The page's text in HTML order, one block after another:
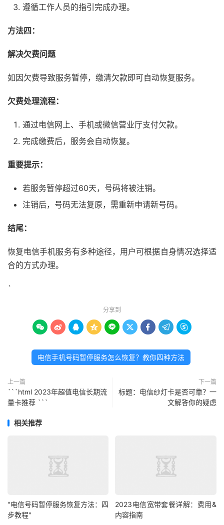
遵循工作人员的指引完成办理。
方法四：
解决欠费问题
如因欠费导致服务暂停，缴清欠款即可自动恢复服务。
欠费处理流程：
通过电信网上、手机或微信营业厅支付欠款。
完成缴费后，服务会自动恢复。
重要提示：
若服务暂停超过60天，号码将被注销。
注销后，号码无法复原，需重新申请新号码。
结尾：
恢复电信手机服务有多种途径，用户可根据自身情况选择适
合的方式办理。
`
分享到
        
电信手机号码暂停服务怎么恢复？教你四种方法
上一篇
```html 2023年超值电信长期流
量卡推荐 ```
下一篇
标题：电信纱灯卡是否可靠？一
文解答你的疑虑
相关推荐
"电信号码暂停服务恢复方法：四
步教程"
2023电信宽带套餐详解：费用&
内容指南